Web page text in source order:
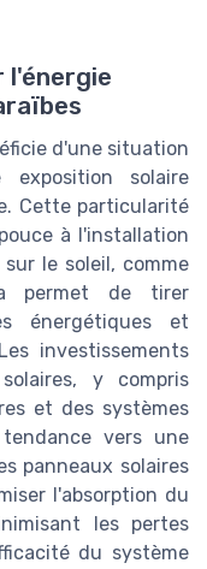
l'énergie
d'une situation
exposition solaire
Cette particularité
à l'installation
le soleil, comme
permet de tirer
énergétiques et
investissements
y compris
et des systèmes
vers une
panneaux solaires
l'absorption du
les pertes
du système